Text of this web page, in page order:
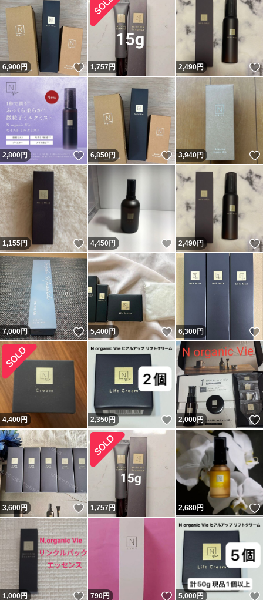
6,900円 いいね！
1,757円 2,490円
2,800円 いいね！
6,850円 いいね！
3,940円
1,155円 いいね！
4,450円 いいね！
2,490円
7,000円 いいね！
5,400円 いいね！
6,300円
4,400円 2,350円 いいね！
2,000円
3,600円 いいね！
1,757円 2,680円
1,000円 いいね！
790円 いいね！
5,000円